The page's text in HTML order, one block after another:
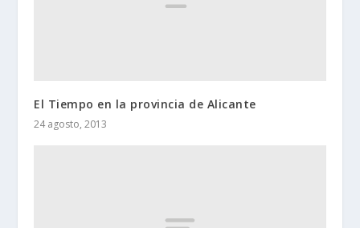
El Tiempo en la provincia de Alicante
24 agosto, 2013